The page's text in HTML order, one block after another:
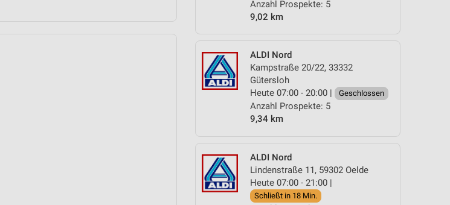
Anzahl Prospekte: 5
9,02 km
ALDI Nord
Kampstraße 20/22, 33332
Gütersloh
Heute 07:00 - 20:00 |
Geschlossen
Anzahl Prospekte: 5
9,34 km
ALDI Nord
Lindenstraße 11, 59302 Oelde
Heute 07:00 - 21:00 |
Schließt in 18 Min.